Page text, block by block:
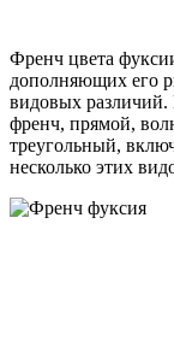
Френч цвета
дополняющих его
видовых различий.
френч, прямой,
треугольный,
несколько этих